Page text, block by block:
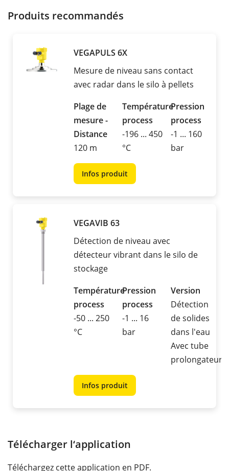
Produits recommandés
VEGAPULS 6X
Mesure de niveau sans contact
avec radar dans le silo à pellets
Plage de
mesure -
Distance
120 m
Température
process
-196 ... 450
°C
Pression
process
-1 ... 160
bar
Infos produit
VEGAVIB 63
Détection de niveau avec
détecteur vibrant dans le silo de
stockage
Température
process
-50 ... 250
°C
Pression
process
-1 ... 16
bar
Version
Détection
de solides
dans l'eau
Avec tube
prolongateur
Infos produit
Télécharger l‘application
Téléchargez cette application en PDF.